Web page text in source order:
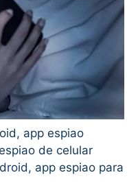
app espiao
de celular
app espiao para